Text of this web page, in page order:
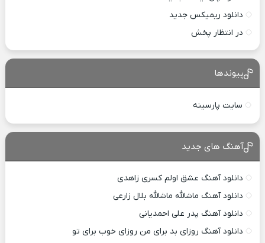
دانلود ریمیکس جدید
در انتظار پخش
پیوندها
سایت پارسینه
آهنگ های جدید
دانلود آهنگ عشق اولم کسری زاهدی
دانلود آهنگ ماشالله ماشالله بلال زارعی
دانلود آهنگ پدر علی احمدیانی
دانلود آهنگ روزای بد برای من روزای خوب برای تو